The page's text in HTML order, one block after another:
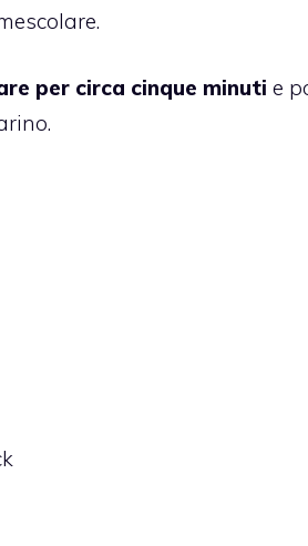
per circa cinque minuti e